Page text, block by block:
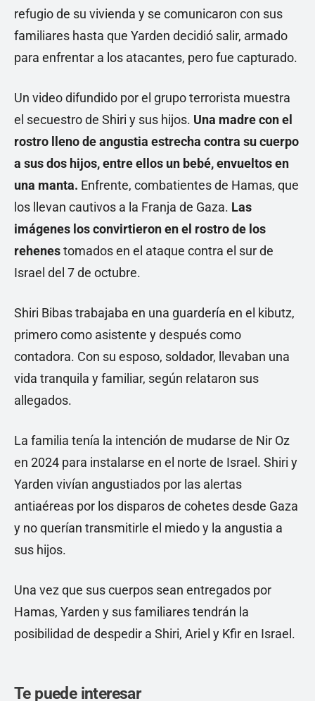
refugio de su vivienda y se comunicaron con sus
familiares hasta que Yarden decidió salir, armado
para enfrentar a los atacantes, pero fue capturado.
Un video difundido por el grupo terrorista muestra
el secuestro de Shiri y sus hijos. Una madre con el
rostro lleno de angustia estrecha contra su cuerpo
a sus dos hijos, entre ellos un bebé, envueltos en
una manta. Enfrente, combatientes de Hamas, que
los llevan cautivos a la Franja de Gaza. Las
imágenes los convirtieron en el rostro de los
rehenestomados en el ataque contra el sur de
Israel del 7 de octubre.
Shiri Bibas trabajaba en una guardería en el kibutz,
primero como asistente y después como
contadora. Con su esposo, soldador, llevaban una
vida tranquila y familiar, según relataron sus
allegados.
La familia tenía la intención de mudarse de Nir Oz
en 2024 para instalarse en el norte de Israel. Shiri y
Yarden vivían angustiados por las alertas
antiaéreas por los disparos de cohetes desde Gaza
y no querían transmitirle el miedo y la angustia a
sus hijos.
Una vez que sus cuerpos sean entregados por
Hamas, Yarden y sus familiares tendrán la
posibilidad de despedir a Shiri, Ariel y Kfir en Israel.
Te puede interesar